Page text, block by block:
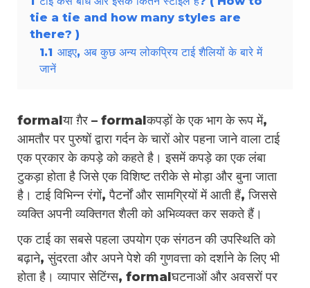
tie a tie and how many styles are
there? )
1.1 आइए, अब कुछ अन्य लोकप्रिय टाई शैलियों के बारे में
जानें
formalया ग़ैर – formalकपड़ों के एक भाग के रूप में,
आमतौर पर पुरुषों द्वारा गर्दन के चारों ओर पहना जाने वाला टाई
एक प्रकार के कपड़े को कहते है। इसमें कपड़े का एक लंबा
टुकड़ा होता है जिसे एक विशिष्ट तरीके से मोड़ा और बुना जाता
है। टाई विभिन्न रंगों, पैटर्नों और सामग्रियों में आती हैं, जिससे
व्यक्ति अपनी व्यक्तिगत शैली को अभिव्यक्त कर सकते हैं।
एक टाई का सबसे पहला उपयोग एक संगठन की उपस्थिति को
बढ़ाने, सुंदरता और अपने पेशे की गुणवत्ता को दर्शाने के लिए भी
होता है। व्यापार सेटिंग्स, formalघटनाओं और अवसरों पर